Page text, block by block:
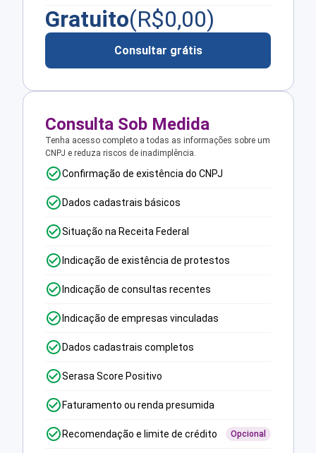
Gratuito(R$0,00)
Consultar grátis
Consulta Sob Medida
Tenha acesso completo a todas as informações sobre um
CNPJ e reduza riscos de inadimplência.
Confirmação de existência do CNPJ
Dados cadastrais básicos
Situação na Receita Federal
Indicação de existência de protestos
Indicação de consultas recentes
Indicação de empresas vinculadas
Dados cadastrais completos
Serasa Score Positivo
Faturamento ou renda presumida
Recomendação e limite de crédito Opcional